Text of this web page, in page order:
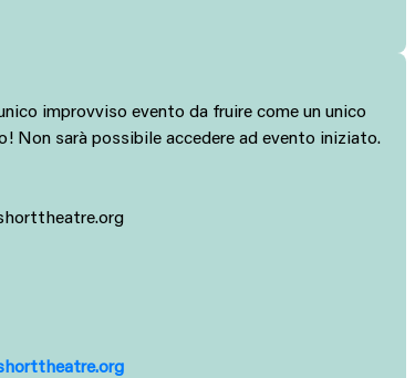
improvviso evento da fruire come un unico
sarà possibile accedere ad evento iniziato.